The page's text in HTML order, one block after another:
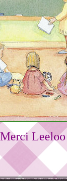
Merci Leeloo